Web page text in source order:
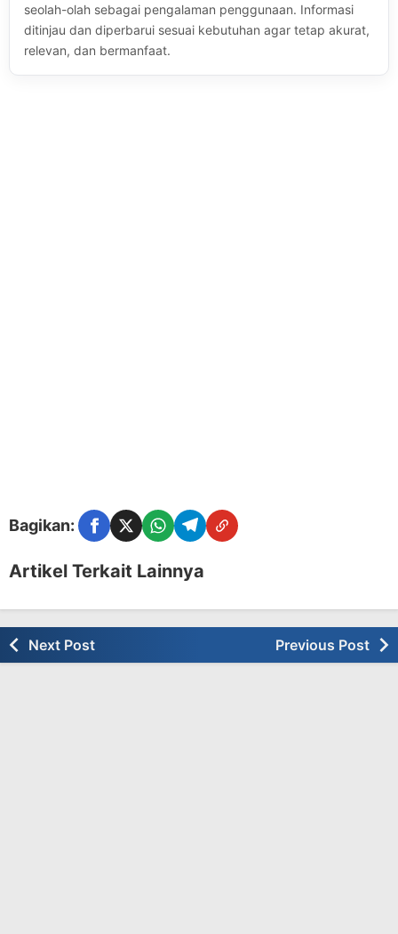
seolah-olah sebagai pengalaman penggunaan. Informasi
ditinjau dan diperbarui sesuai kebutuhan agar tetap akurat,
relevan, dan bermanfaat.
Bagikan: FacebookTwitterWhatsAppTelegramCopy Link
Artikel Terkait Lainnya
Next Post Previous Post